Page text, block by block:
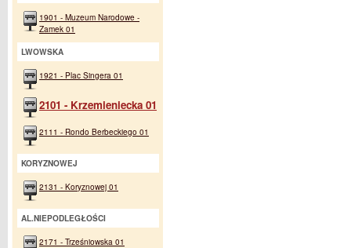
1901 - Muzeum Narodowe -
Zamek 01
LWOWSKA
1921 - Plac Singera 01
2101 - Krzemieniecka 01
2111 - Rondo Berbeckiego 01
KORYZNOWEJ
2131 - Koryznowej 01
AL.NIEPODLEGŁOŚCI
2171 - Trześniowska 01